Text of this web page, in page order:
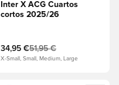
Inter X ACG Cuartos
cortos 2025/26
34,95 €51,95 €
X-Small, Small, Medium, Large